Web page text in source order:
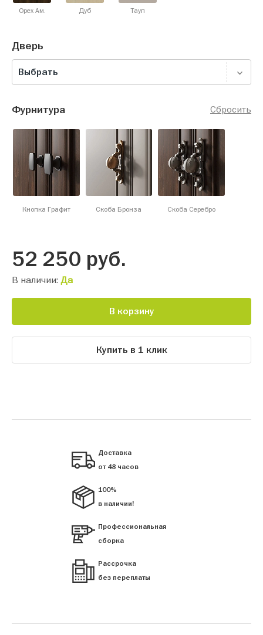
Орех Ам. Дуб Тауп
Дверь
Выбрать
Сбросить
Фурнитура
Кнопка Графит Скоба Бронза Скоба Серебро
52 250 руб.
В наличии: Да
В корзину
Купить в 1 клик
Доставка
от 48 часов
100%
в наличии!
Профессиональная
сборка
Рассрочка
без переплаты